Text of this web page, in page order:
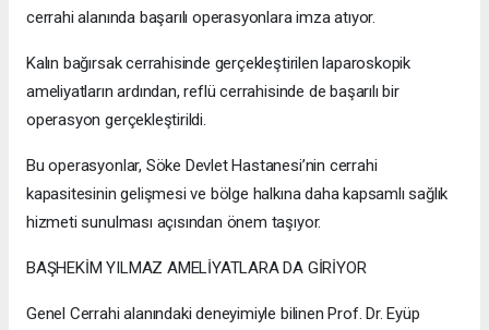
cerrahi alanında başarılı operasyonlara imza atıyor.
Kalın bağırsak cerrahisinde gerçekleştirilen laparoskopik
ameliyatların ardından, reflü cerrahisinde de başarılı bir
operasyon gerçekleştirildi.
Bu operasyonlar, Söke Devlet Hastanesi’nin cerrahi
kapasitesinin gelişmesi ve bölge halkına daha kapsamlı sağlık
hizmeti sunulması açısından önem taşıyor.
BAŞHEKİM YILMAZ AMELİYATLARA DA GİRİYOR
Genel Cerrahi alanındaki deneyimiyle bilinen Prof. Dr. Eyüp